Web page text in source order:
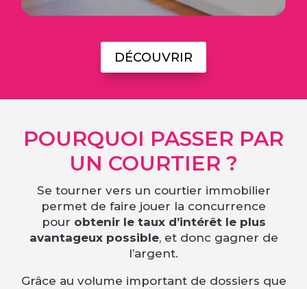
DÉCOUVRIR
POURQUOI PASSER PAR
UN COURTIER ?
Se tourner vers un courtier immobilier
permet de faire jouer la concurrence
pour obtenir le taux d’intérêt le plus
avantageux possible, et donc gagner de
l’argent.
Grâce au volume important de dossiers que